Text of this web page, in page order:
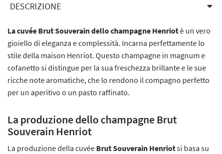
DESCRIZIONE
La cuvée Brut Souverain dello champagne Henriotè un vero
gioiello di eleganza e complessità. Incarna perfettamente lo
stile della maison Henriot. Questo champagne in magnum e
cofanetto si distingue per la sua freschezza brillante e le sue
ricche note aromatiche, che lo rendono il compagno perfetto
per un aperitivo o un pasto raffinato.
La produzione dello champagne Brut
Souverain Henriot
La produzione della cuvée Brut Souverain Henriotsi basa su